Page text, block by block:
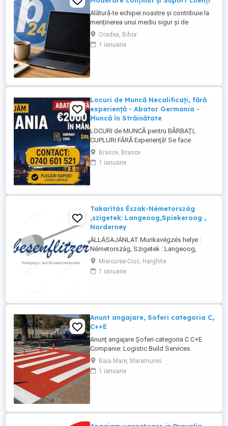
Alătură-te echipei noastre și contribuie la
menținerea unui mediu sigur și de
încredere pe platformele noastre de
anunțuri din România, Germania și
Ungaria. În funcție de experiența și
Oradea, Bihor
1 ianuarie
Locuri de Muncă Necalificați, fără
experiență - Abator Germania -
Muncă în Străinătate
LOCURI de MUNCĂ pentru BĂRBAȚI,
CUPLURI FĂRĂ Experiență! Se face
INSTRUIRE la Locul de Muncă! BENEFICII: -
Contract de Muncă German - Cazare
Asigurată (doar 2 persoane pe cameră) -
Asigurare Medicală - Concediu Plătit Se ...
Brasov, Brasov
1 ianuarie
Takarítás Észak-Németország
,szigetek: Langeoog,Spiekeroog ,
Norderney
ÁLLÁSAJÁNLAT Munkavégzés helye :
Németország, Szigetek : Langeoog,
Spiekeroog, Norderney A Besenflitzer cég
lakások, de más létesítmények
takarítására is szakosodott, mint például
illemhelyek vagy mosdók, szállodák
karbantartása és takarítása.
Követelmények: ...
Miercurea-Ciuc, Harghita
1 ianuarie
Anunt angajare, Soferi categoria C,
C++E
Anunț angajare Șoferi categoria C C+E
Companie: Logistic Build Services
Solution Locație: Antwerpen (Belgia)
Începere: imediată Descriere post:
Transport și manipulare echipamente
Baia Mare, Maramures
1 ianuarie